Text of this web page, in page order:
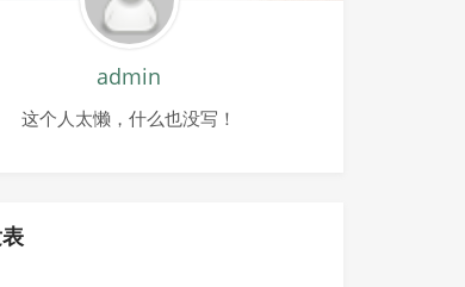
特殊类装修工程流程办理。各区另有规定的，从其规
admin
这个人太懒，什么也没写！